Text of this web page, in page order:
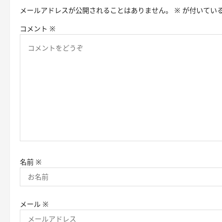
ー
シ
ョ
メールアドレスが公開されることはありません。 ※ が付いてい
コメント ※
名前 ※
メール ※